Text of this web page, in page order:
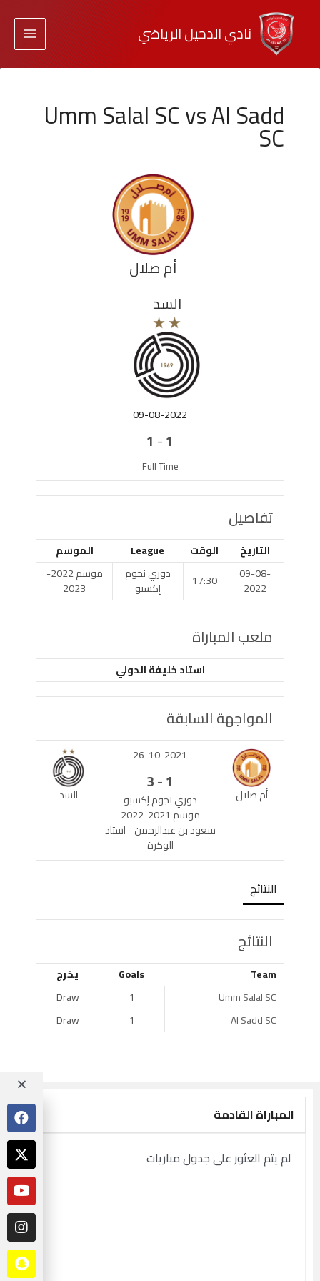
نادي الدحيل الرياضي
Umm Salal SC vs Al Sadd
SC
أم صلال
السد
09-08-2022
1
-
1
Full Time
تفاصيل
التاريخ الوقت League
الموسم
09-08-
2022
17:30
دوري نجوم
إكسبو
موسم 2022-
2023
ملعب المباراة
استاد خليفة الدولي
المواجهة السابقة
أم صلال السد
26-10-2021
1
-
3
دوري نجوم إكسبو
موسم 2021-2022
سعود بن عبدالرحمن - استاد
الوكرة
النتائج
النتائج
Team
Goals
يخرج
Umm Salal SC
1
Draw
Al Sadd SC
1
Draw
المباراة القادمة
لم يتم العثور على جدول مباريات